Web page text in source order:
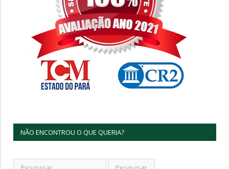
NÃO ENCONTROU O QUE QUERIA?